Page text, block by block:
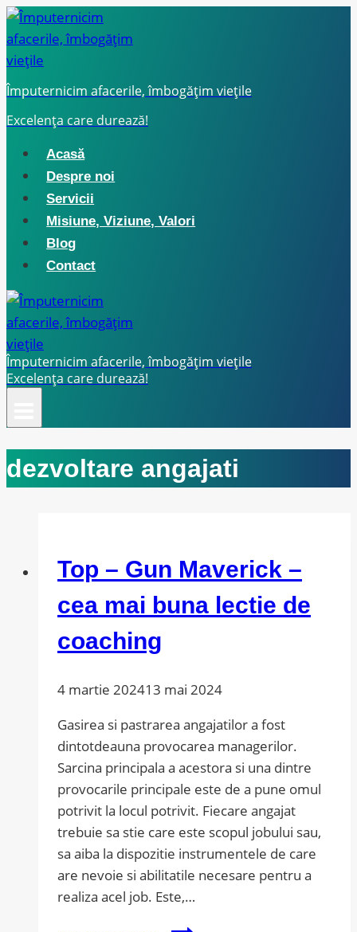
Skip
to
content
Împuternicim afacerile, îmbogățim viețile
Excelența care durează!
Acasă
Despre noi
Servicii
Misiune, Viziune, Valori
Blog
Contact
Împuternicim afacerile, îmbogățim viețile
Excelența care durează!
dezvoltare angajati
Top – Gun Maverick –
cea mai buna lectie de
coaching
4 martie 202413 mai 2024
Gasirea si pastrarea angajatilor a fost
dintotdeauna provocarea managerilor.
Sarcina principala a acestora si una dintre
provocarile principale este de a pune omul
potrivit la locul potrivit. Fiecare angajat
trebuie sa stie care este scopul jobului sau,
sa aiba la dispozitie instrumentele de care
are nevoie si abilitatile necesare pentru a
realiza acel job. Este,…